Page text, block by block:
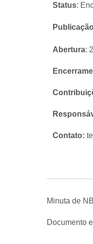
Status:
Abertura:
Contato:
Minuta de
Documento